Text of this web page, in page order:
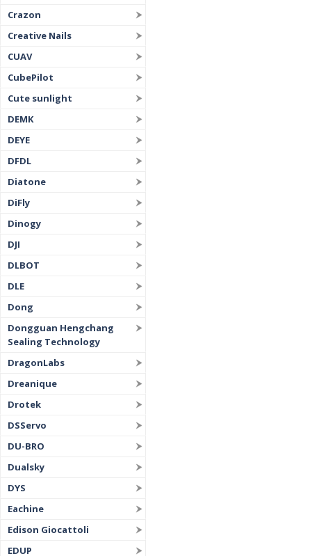
Crazon
Creative Nails
CUAV
CubePilot
Cute sunlight
DEMK
DEYE
DFDL
Diatone
DiFly
Dinogy
DJI
DLBOT
DLE
Dong
Dongguan Hengchang
Sealing Technology
DragonLabs
Dreanique
Drotek
DSServo
DU-BRO
Dualsky
DYS
Eachine
Edison Giocattoli
EDUP